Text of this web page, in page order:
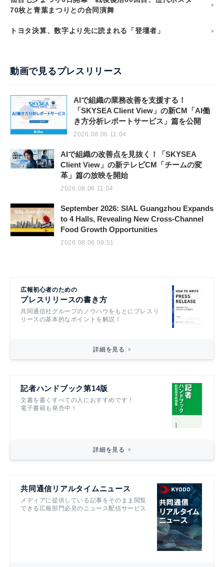
70枚と青葉まつりとの合同演舞
トヨタ決算、数字より先に読まれる「登壇者」
動画で見るプレスリリース
AIで組織の業務改善を支援する！
「SKYSEA Client View」の新CM「AI働
き方分析レポートサービス」篇を公開
2026.08.06 11:04
AIで組織の改善点を見抜く！「SKYSEA
Client View」の新テレビCM「チームの変
革」篇の放映を開始
2026.08.06 11:04
September 2026: SIAL Guangzhou Expands
to 4 Halls, Revealing New Cross-Channel
Food Growth Opportunities
2026.08.06 09:51
広報初心者のための
プレスリリースの書き方
共同通信社グループのノウハウをもとにプレスリ
リースの基本的なポイントを解説！
詳細を見る
記者ハンドブック第14版
文書を書くすべての人におすすめです！
電子書籍も発売中！
詳細を見る
共同通信リアルタイムニュース
メディアに提供している記事をそのまま閲覧
できる広報部門必見のニュース配信サービス